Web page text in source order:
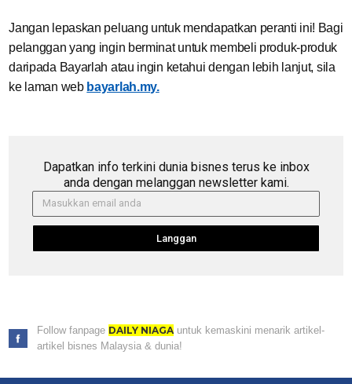
Jangan lepaskan peluang untuk mendapatkan peranti ini! Bagi
pelanggan yang ingin berminat untuk membeli produk-produk
daripada Bayarlah atau ingin ketahui dengan lebih lanjut, sila
ke laman web bayarlah.my.
Dapatkan info terkini dunia bisnes terus ke inbox
anda dengan melanggan newsletter kami.
Langgan
Follow fanpage DAILY NIAGA untuk kemaskini menarik artikel-
artikel bisnes Malaysia & dunia!